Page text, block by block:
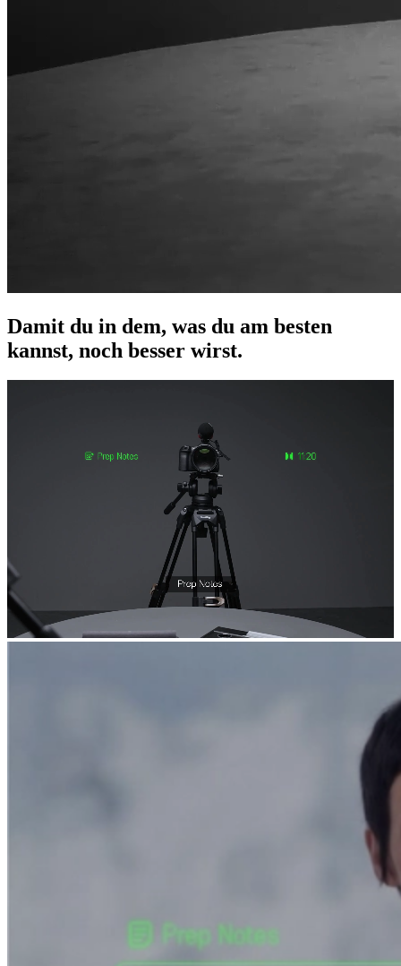
Damit du in dem, was du am besten
kannst, noch besser wirst.